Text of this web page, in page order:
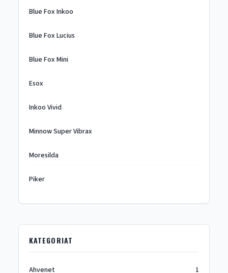
Blue Fox Inkoo
Blue Fox Lucius
Blue Fox Mini
Esox
Inkoo Vivid
Minnow Super Vibrax
Moresilda
Piker
KATEGORIAT
Ahvenet 1